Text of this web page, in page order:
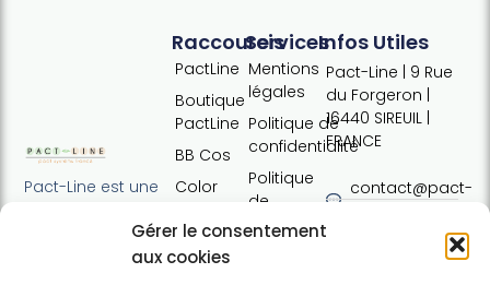
Gérer le consentement
aux cookies
Pact-Line est une
proposant des
Services
Mentions
légales
Politique de
confidentialité
Politique
de
cookies
Raccourcis
PactLine
Boutique
PactLine
BB Cos
Color
Pure
Elements
Infos Utiles
Pact-Line | 9 Rue
du Forgeron |
16440 SIREUIL |
FRANCE
contact@pact-
Tel : +33 (0)7